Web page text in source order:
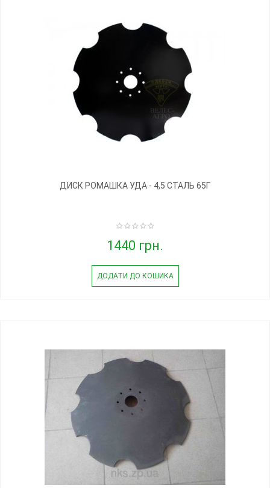
ДИСК РОМАШКА УДА - 4,5 СТАЛЬ 65Г
1440 грн.
ДОДАТИ ДО КОШИКА